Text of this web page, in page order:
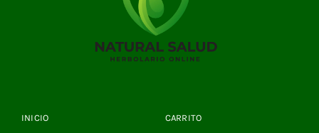
INICIO CARRITO